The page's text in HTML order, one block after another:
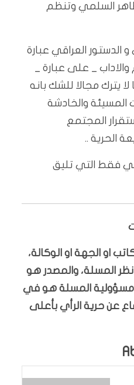
السلمي وتنظم
الدستور العراقي عبارة
والاداب _ على عبارة _
لا يترك مجالا للشك بانه
المسيئة والخادشة
المجتمع
الحرية ..
هي فقط التي تليق
او الجهة او الوكالة،
نظر المسلة، والمصدر هو
المسلة هو في
عن حرية الرأي بأعلى